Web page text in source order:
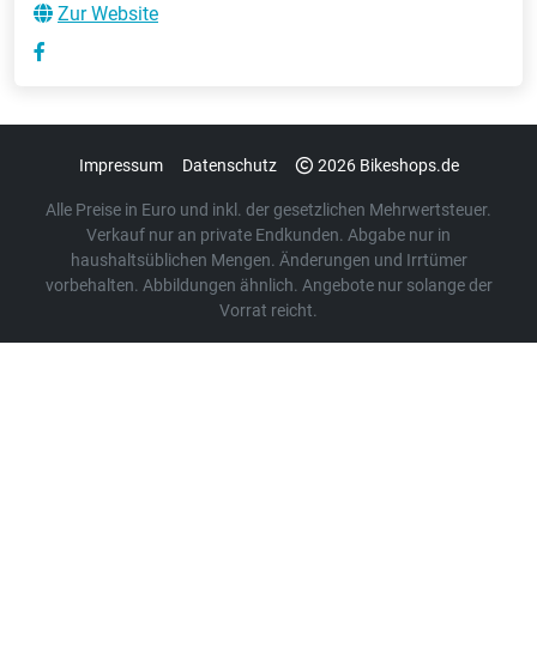
Zur Website
Impressum Datenschutz 2026 Bikeshops.de
Alle Preise in Euro und inkl. der gesetzlichen Mehrwertsteuer.
Verkauf nur an private Endkunden. Abgabe nur in
haushaltsüblichen Mengen. Änderungen und Irrtümer
vorbehalten. Abbildungen ähnlich. Angebote nur solange der
Vorrat reicht.